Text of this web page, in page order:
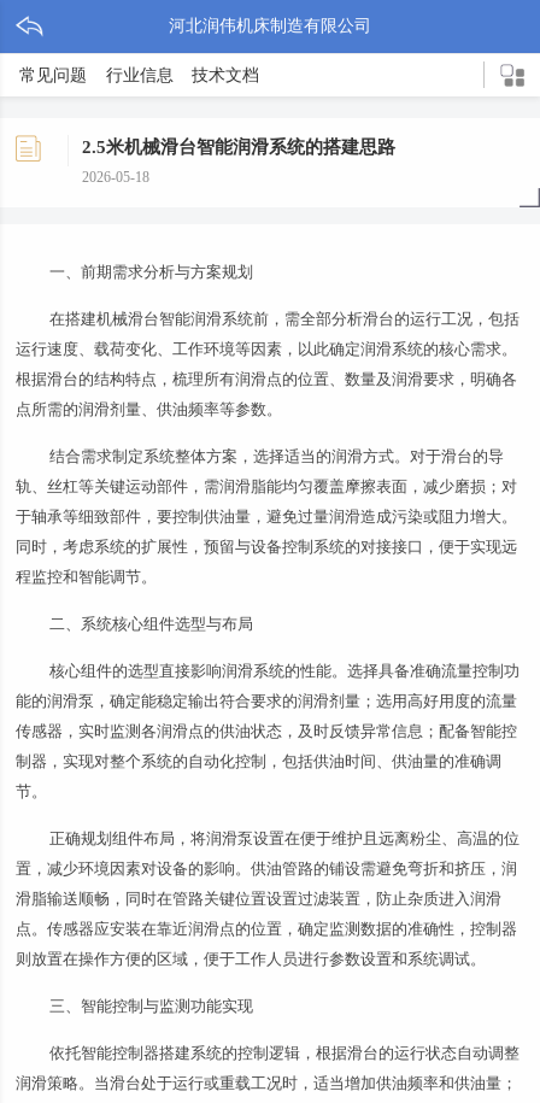
河北润伟机床制造有限公司
常见问题 行业信息 技术文档
2.5米机械滑台智能润滑系统的搭建思路
2026-05-18
一、前期需求分析与方案规划
在搭建机械滑台智能润滑系统前，需全部分析滑台的运行工况，包括
运行速度、载荷变化、工作环境等因素，以此确定润滑系统的核心需求。
根据滑台的结构特点，梳理所有润滑点的位置、数量及润滑要求，明确各
点所需的润滑剂量、供油频率等参数。
结合需求制定系统整体方案，选择适当的润滑方式。对于滑台的导
轨、丝杠等关键运动部件，需润滑脂能均匀覆盖摩擦表面，减少磨损；对
于轴承等细致部件，要控制供油量，避免过量润滑造成污染或阻力增大。
同时，考虑系统的扩展性，预留与设备控制系统的对接接口，便于实现远
程监控和智能调节。
二、系统核心组件选型与布局
核心组件的选型直接影响润滑系统的性能。选择具备准确流量控制功
能的润滑泵，确定能稳定输出符合要求的润滑剂量；选用高好用度的流量
传感器，实时监测各润滑点的供油状态，及时反馈异常信息；配备智能控
制器，实现对整个系统的自动化控制，包括供油时间、供油量的准确调
节。
正确规划组件布局，将润滑泵设置在便于维护且远离粉尘、高温的位
置，减少环境因素对设备的影响。供油管路的铺设需避免弯折和挤压，润
滑脂输送顺畅，同时在管路关键位置设置过滤装置，防止杂质进入润滑
点。传感器应安装在靠近润滑点的位置，确定监测数据的准确性，控制器
则放置在操作方便的区域，便于工作人员进行参数设置和系统调试。
三、智能控制与监测功能实现
依托智能控制器搭建系统的控制逻辑，根据滑台的运行状态自动调整
润滑策略。当滑台处于运行或重载工况时，适当增加供油频率和供油量；